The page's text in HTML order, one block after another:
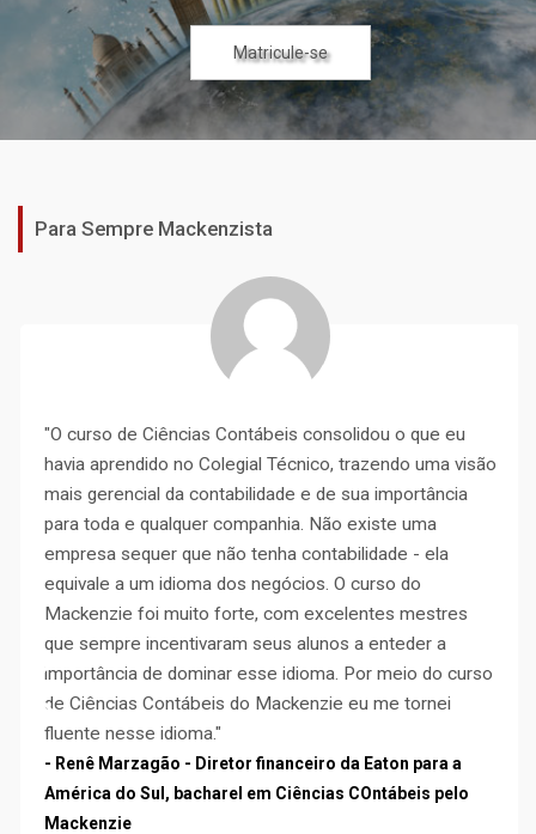
Cursos Específicos
Matricule-se
Matricule-se
Matricule-se
Matricule-se
Matricule-se
Cursos Específicos
Matricule-se
Para Sempre Mackenzista
"O curso de Ciências Contábeis consolidou o que eu
havia aprendido no Colegial Técnico, trazendo uma visão
mais gerencial da contabilidade e de sua importância
para toda e qualquer companhia. Não existe uma
empresa sequer que não tenha contabilidade - ela
equivale a um idioma dos negócios. O curso do
Mackenzie foi muito forte, com excelentes mestres
que sempre incentivaram seus alunos a enteder a
importância de dominar esse idioma. Por meio do curso
de Ciências Contábeis do Mackenzie eu me tornei
fluente nesse idioma."
- Renê Marzagão - Diretor financeiro da Eaton para a
América do Sul, bacharel em Ciências COntábeis pelo
Mackenzie